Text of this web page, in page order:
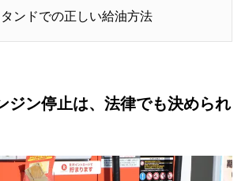
ンドでの正しい給油方法
ジン停止は、法律でも決められ